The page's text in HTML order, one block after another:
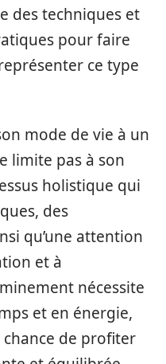
des techniques et
pour faire
ce type
mode de vie à un
limite pas à son
holistique qui
des
qu’une attention
et à
nécessite
et en énergie,
de profiter